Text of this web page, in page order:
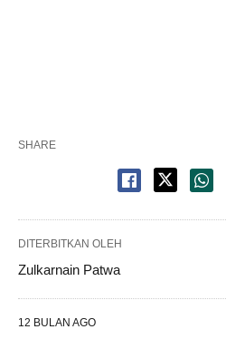
SHARE
DITERBITKAN OLEH
Zulkarnain Patwa
12 BULAN AGO